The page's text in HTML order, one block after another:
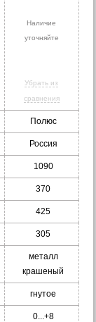
Наличие
уточняйте
Убрать из
сравнения
Полюс
Россия
1090
370
425
305
металл
крашеный
гнутое
0...+8